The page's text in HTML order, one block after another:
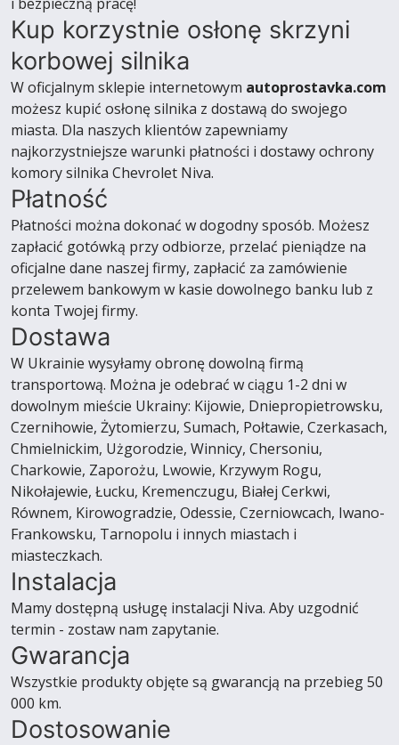
Kup korzystnie osłonę skrzyni
korbowej silnika
W oficjalnym sklepie internetowym autoprostavka.com
możesz kupić osłonę silnika z dostawą do swojego
miasta. Dla naszych klientów zapewniamy
najkorzystniejsze warunki płatności i dostawy ochrony
komory silnika Chevrolet Niva.
Płatność
Płatności można dokonać w dogodny sposób. Możesz
zapłacić gotówką przy odbiorze, przelać pieniądze na
oficjalne dane naszej firmy, zapłacić za zamówienie
przelewem bankowym w kasie dowolnego banku lub z
konta Twojej firmy.
Dostawa
W Ukrainie wysyłamy obronę dowolną firmą
transportową. Można je odebrać w ciągu 1-2 dni w
dowolnym mieście Ukrainy: Kijowie, Dniepropietrowsku,
Czernihowie, Żytomierzu, Sumach, Połtawie, Czerkasach,
Chmielnickim, Użgorodzie, Winnicy, Chersoniu,
Charkowie, Zaporożu, Lwowie, Krzywym Rogu,
Nikołajewie, Łucku, Kremenczugu, Białej Cerkwi,
Równem, Kirowogradzie, Odessie, Czerniowcach, Iwano-
Frankowsku, Tarnopolu i innych miastach i
miasteczkach.
Instalacja
Mamy dostępną usługę instalacji Niva. Aby uzgodnić
termin - zostaw nam zapytanie.
Gwarancja
Wszystkie produkty objęte są gwarancją na przebieg 50
000 km.
Dostosowanie